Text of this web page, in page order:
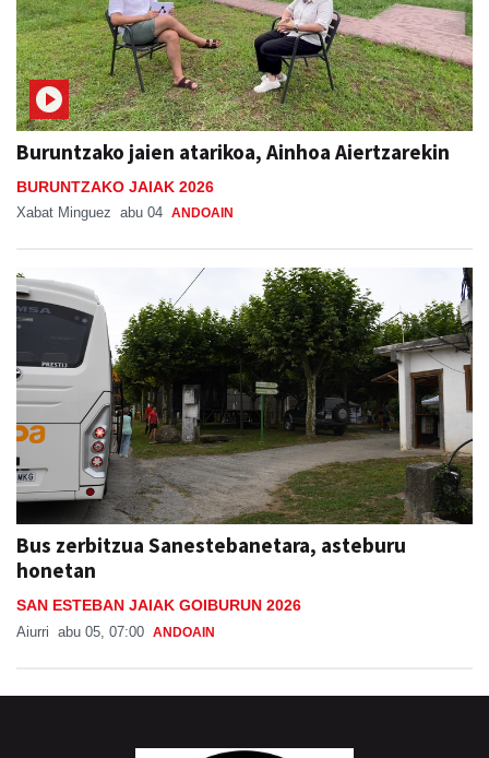
Buruntzako jaien atarikoa, Ainhoa Aiertzarekin
BURUNTZAKO JAIAK 2026
Xabat Minguez abu 04 ANDOAIN
Bus zerbitzua Sanestebanetara, asteburu
honetan
SAN ESTEBAN JAIAK GOIBURUN 2026
Aiurri abu 05, 07:00 ANDOAIN